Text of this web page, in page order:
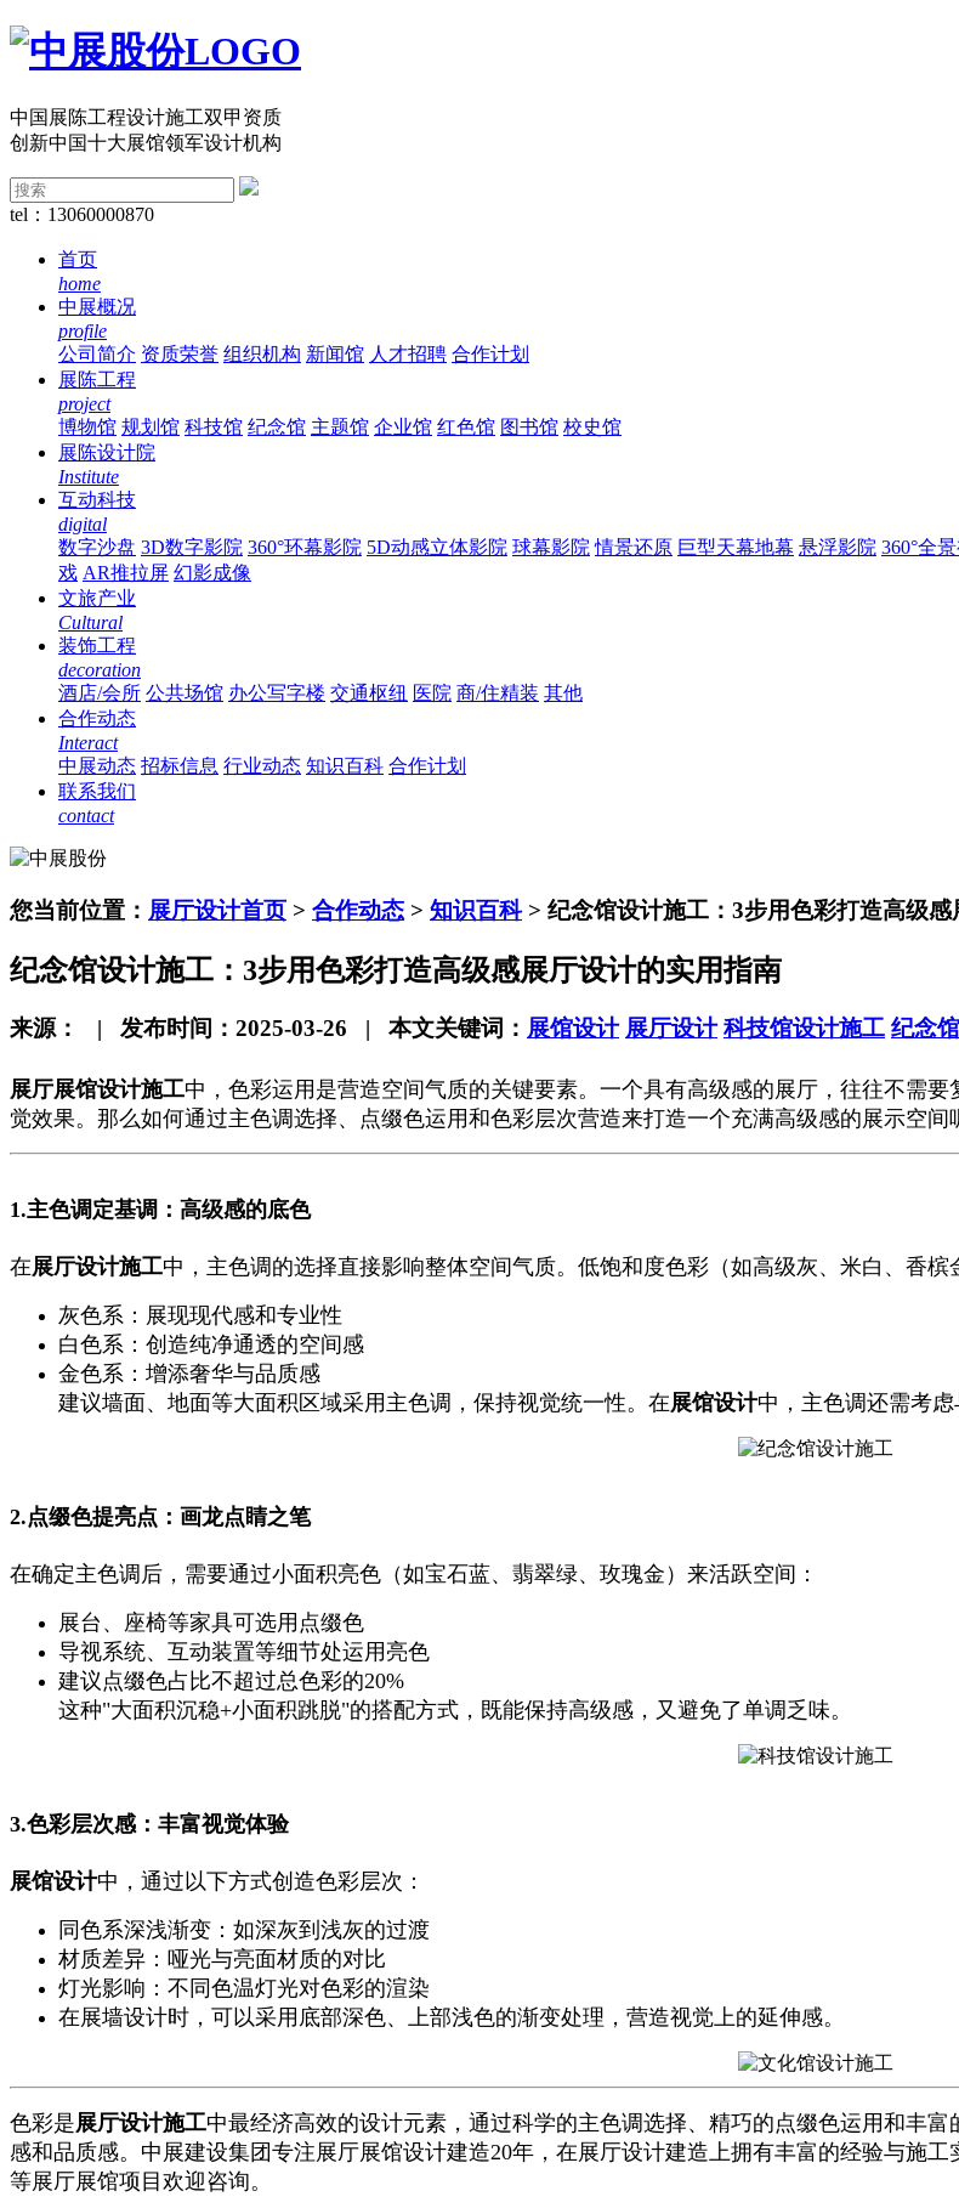
中国展陈工程设计施工双甲资质
创新中国十大展馆领军设计机构
tel：13060000870
首页
home
中展概况
profile
公司简介 资质荣誉 组织机构 新闻馆 人才招聘 合作计划
展陈工程
project
博物馆 规划馆 科技馆 纪念馆 主题馆 企业馆 红色馆 图书馆 校史馆
展陈设计院
Institute
互动科技
digital
数字沙盘 3D数字影院 360°环幕影院 5D动感立体影院 球幕影院 情景还原 巨型天幕地幕 悬浮影院 360°全
戏 AR推拉屏 幻影成像
文旅产业
Cultural
装饰工程
decoration
酒店/会所 公共场馆 办公写字楼 交通枢纽 医院 商/住精装 其他
合作动态
Interact
中展动态 招标信息 行业动态 知识百科 合作计划
联系我们
contact
您当前位置： 展厅设计首页 > 合作动态 > 知识百科> 纪念馆设计施工：3步用色彩打造高级
纪念馆设计施工：3步用色彩打造高级感展厅设计的实用指南
来源： | 发布时间：2025-03-26 | 本文关键词： 展馆设计 展厅设计 科技馆设计施工 纪念
展厅展馆设计施工中，色彩运用是营造空间气质的关键要素。一个具有高级感的展厅，往往不需
觉效果。那么如何通过主色调选择、点缀色运用和色彩层次营造来打造一个充满高级感的展示空间
1.主色调定基调：高级感的底色
在展厅设计施工中，主色调的选择直接影响整体空间气质。低饱和度色彩（如高级灰、米白、香槟
灰色系：展现现代感和专业性
白色系：创造纯净通透的空间感
金色系：增添奢华与品质感
建议墙面、地面等大面积区域采用主色调，保持视觉统一性。在展馆设计中，主色调还需考虑
2.点缀色提亮点：画龙点睛之笔
在确定主色调后，需要通过小面积亮色（如宝石蓝、翡翠绿、玫瑰金）来活跃空间：
展台、座椅等家具可选用点缀色
导视系统、互动装置等细节处运用亮色
建议点缀色占比不超过总色彩的20%
这种"大面积沉稳+小面积跳脱"的搭配方式，既能保持高级感，又避免了单调乏味。
3.色彩层次感：丰富视觉体验
展馆设计中，通过以下方式创造色彩层次：
同色系深浅渐变：如深灰到浅灰的过渡
材质差异：哑光与亮面材质的对比
灯光影响：不同色温灯光对色彩的渲染
在展墙设计时，可以采用底部深色、上部浅色的渐变处理，营造视觉上的延伸感。
色彩是展厅设计施工中最经济高效的设计元素，通过科学的主色调选择、精巧的点缀色运用和丰
感和品质感。中展建设集团专注展厅展馆设计建造20年，在展厅设计建造上拥有丰富的经验与施
等展厅展馆项目欢迎咨询。